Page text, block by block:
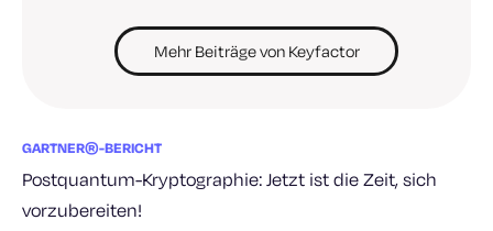
Mehr Beiträge von Keyfactor
GARTNER®-BERICHT
Postquantum-Kryptographie: Jetzt ist die Zeit, sich
vorzubereiten!